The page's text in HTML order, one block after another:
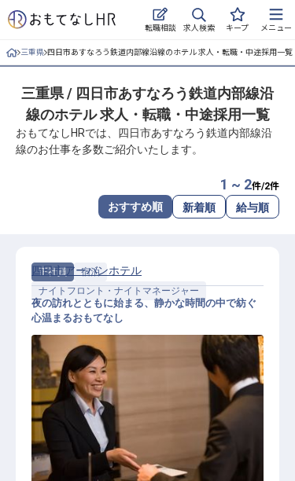
転職相談 求人検索 キープ メニュー
ログイン
求人・施設を探す
キープした求人
おもてなしHRについて
よくある質問
ホテル・宿泊業界情報コラム
無料 転職サポートに申し込む
採用をお考えの企業様へ
三重県 四日市あすなろう鉄道内部線沿線のホテル 求人・転職・中途採用一覧
三重県 / 四日市あすなろう鉄道内部線沿
線のホテル 求人・転職・中途採用一覧
おもてなしHRでは、四日市あすなろう鉄道内部線沿
線のお仕事を多数ご紹介いたします。
1 ~ 2件/2件
おすすめ順 新着順 給与順
正社員
宿泊
ナイトフロント・ナイトマネージャー
ナイト（夜勤）フロントスタッフ
四日市アーバンホテル
夜の訪れとともに始まる、静かな時間の中で紡ぐ
心温まるおもてなし